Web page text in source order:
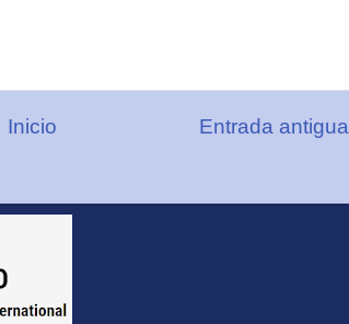
Entrada antigua
Inicio